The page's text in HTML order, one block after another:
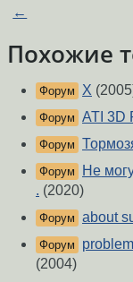
←
Похожие
Форум Х
Форум ATI 3D
Форум
Форум
Не
. (2020)
Форум about
Форум
(2004)